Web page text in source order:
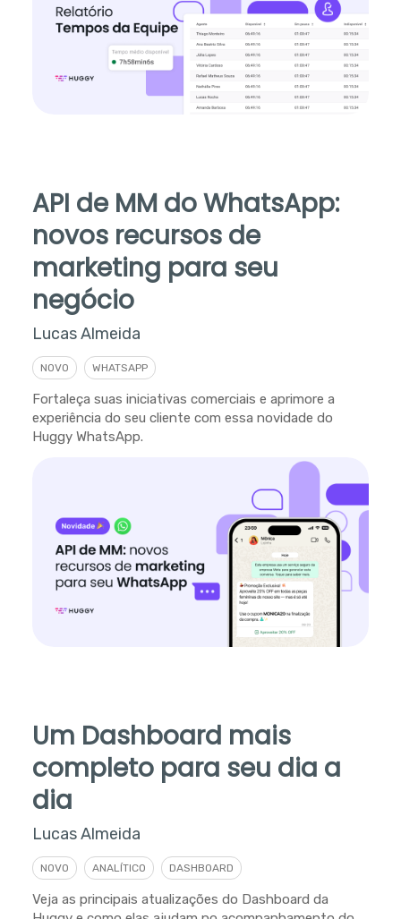
API de MM do WhatsApp:
novos recursos de
marketing para seu
negócio
Lucas Almeida
NOVO WHATSAPP
Fortaleça suas iniciativas comerciais e aprimore a
experiência do seu cliente com essa novidade do
Huggy WhatsApp.
Um Dashboard mais
completo para seu dia a
dia
Lucas Almeida
NOVO ANALÍTICO DASHBOARD
Veja as principais atualizações do Dashboard da